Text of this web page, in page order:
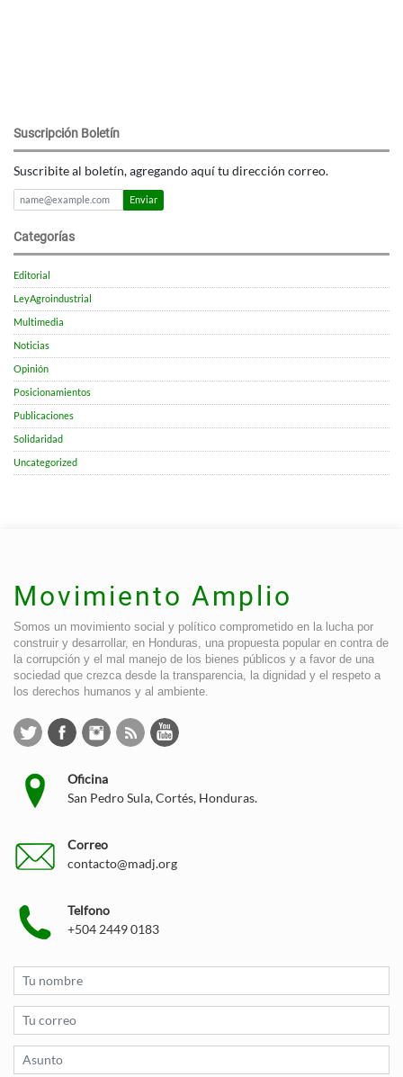
Suscripción Boletín
Suscribite al boletín, agregando aquí tu dirección correo.
Enviar
Categorías
Editorial
LeyAgroindustrial
Multimedia
Noticias
Opinión
Posicionamientos
Publicaciones
Solidaridad
Uncategorized
Movimiento Amplio
Somos un movimiento social y político comprometido en la lucha por
construir y desarrollar, en Honduras, una propuesta popular en contra de
la corrupción y el mal manejo de los bienes públicos y a favor de una
sociedad que crezca desde la transparencia, la dignidad y el respeto a
los derechos humanos y al ambiente.
Oficina
San Pedro Sula, Cortés, Honduras.
Correo
contacto@madj.org
Telfono
+504 2449 0183